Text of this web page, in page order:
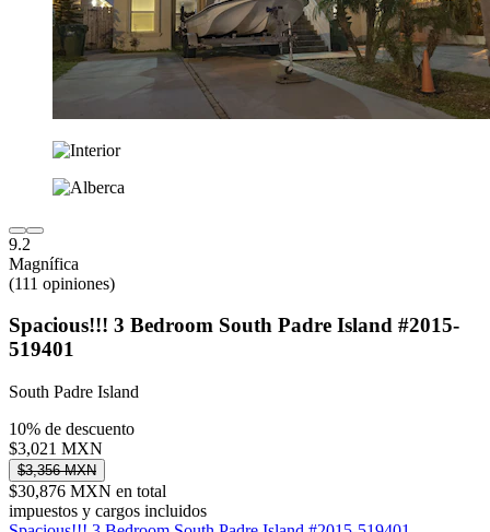
9.2
Magnífica
(111 opiniones)
Spacious!!! 3 Bedroom South Padre Island #2015-
519401
South Padre Island
10% de descuento
$3,021 MXN
$3,356 MXN
$30,876 MXN en total
impuestos y cargos incluidos